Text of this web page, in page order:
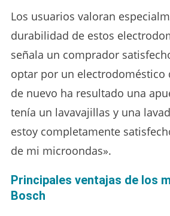
Los usuarios valoran
durabilidad de estos
señala un comprador
optar por un electrodoméstico
de nuevo ha resultado una
tenía un lavavajillas y una
estoy completamente
de mi microondas».
Principales ventajas de los
Bosch